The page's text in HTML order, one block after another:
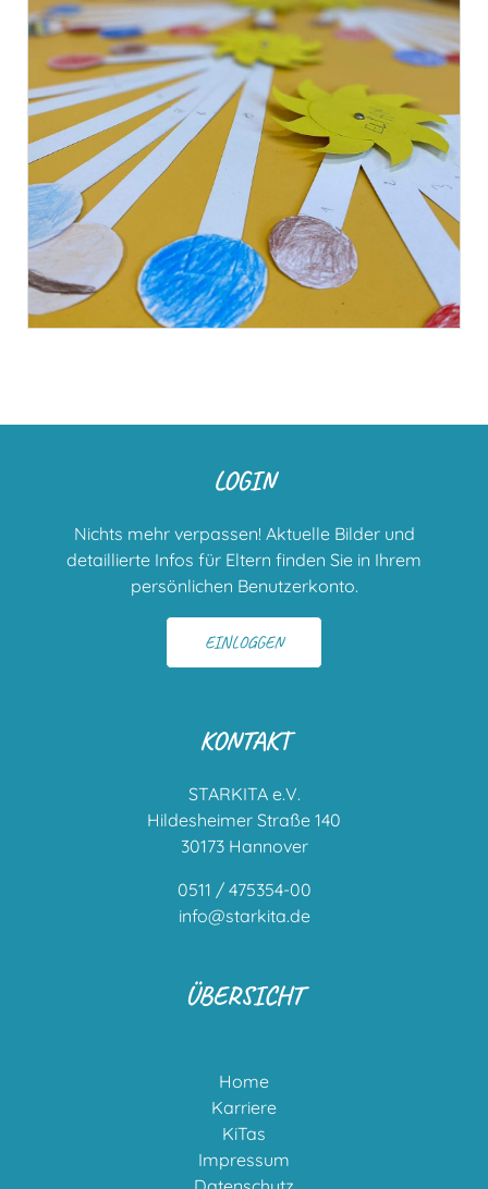
LOGIN
Nichts mehr verpassen! Aktuelle Bilder und
detaillierte Infos für Eltern finden Sie in Ihrem
persönlichen Benutzerkonto.
EINLOGGEN
KONTAKT
STARKITA e.V.
Hildesheimer Straße 140
30173 Hannover
0511 / 475354-00
info@starkita.de
ÜBERSICHT
Home
Karriere
KiTas
Impressum